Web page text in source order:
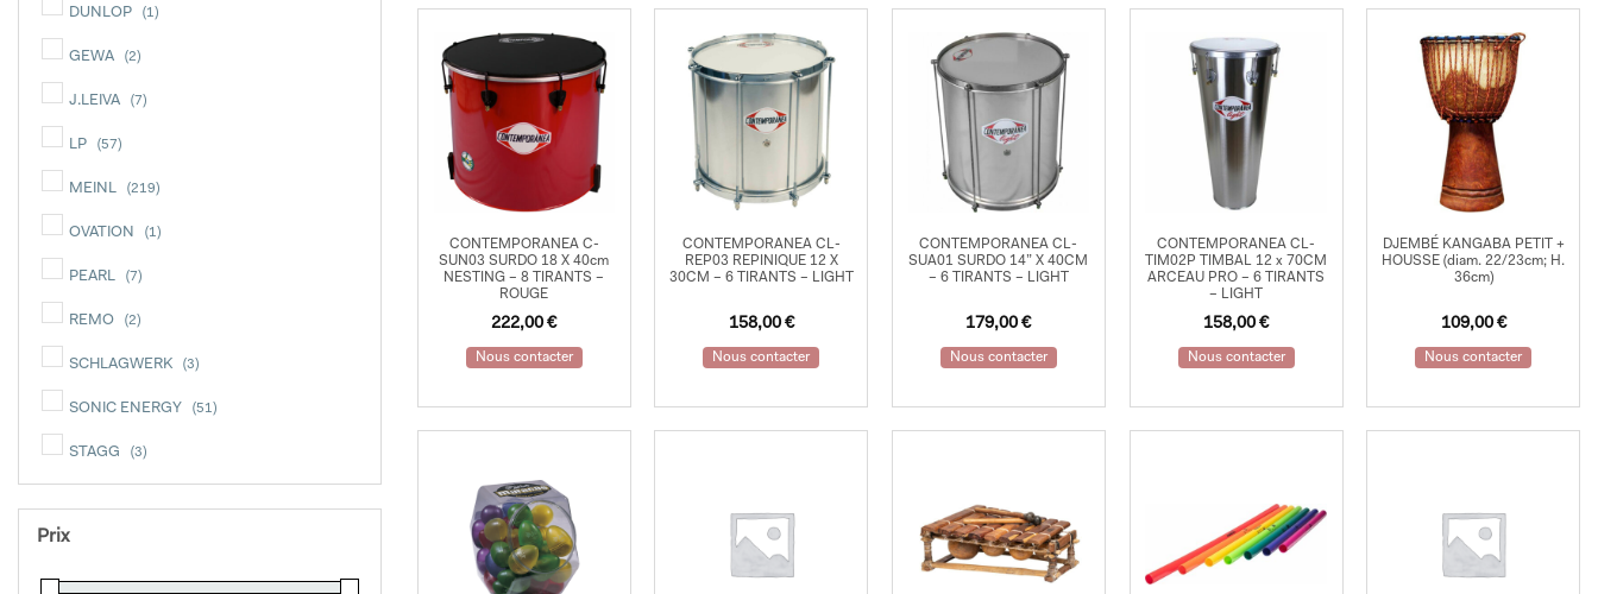
Timbales
Musicothérapie
Tongue Drums
Hand Drums
Darbukas
Autres Percussions
DUNLOP (1)
GEWA (2)
J.LEIVA (7)
LP (57)
MEINL (219)
OVATION (1)
PEARL (7)
REMO (2)
SCHLAGWERK (3)
SONIC ENERGY (51)
STAGG (3)
TOBAGO
YAMAHA (1)
Prix
CONTEMPORANEA C-
SUN03 SURDO 18 X 40cm
NESTING – 8 TIRANTS –
ROUGE
222,00€
Nous contacter
CONTEMPORANEA CL-
REP03 REPINIQUE 12 X
30CM – 6 TIRANTS – LIGHT
158,00 €
Nous contacter
CONTEMPORANEA CL-
SUA01 SURDO 14” X 40CM
– 6 TIRANTS – LIGHT
179,00€
Nous contacter
CONTEMPORANEA CL-
TIM02P TIMBAL 12 x 70CM
ARCEAU PRO – 6 TIRANTS
– LIGHT
158,00€
Nous contacter
DJEMBÉ KANGABA PETIT +
HOUSSE (diam. 22/23cm; H.
36cm)
109,00 €
Nous contacter